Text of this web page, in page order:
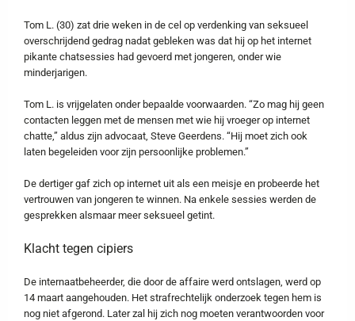
Tom L. (30) zat drie weken in de cel op verdenking van seksueel
overschrijdend gedrag nadat gebleken was dat hij op het internet
pikante chatsessies had gevoerd met jongeren, onder wie
minderjarigen.
Tom L. is vrijgelaten onder bepaalde voorwaarden. “Zo mag hij geen
contacten leggen met de mensen met wie hij vroeger op internet
chatte,” aldus zijn advocaat, Steve Geerdens. “Hij moet zich ook
laten begeleiden voor zijn persoonlijke problemen.”
De dertiger gaf zich op internet uit als een meisje en probeerde het
vertrouwen van jongeren te winnen. Na enkele sessies werden de
gesprekken alsmaar meer seksueel getint.
Klacht tegen cipiers
De internaatbeheerder, die door de affaire werd ontslagen, werd op
14 maart aangehouden. Het strafrechtelijk onderzoek tegen hem is
nog niet afgerond. Later zal hij zich nog moeten verantwoorden voor